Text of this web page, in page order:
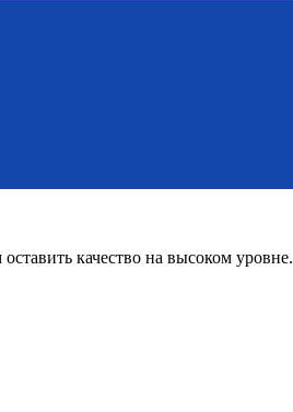
качество на высоком уровне.